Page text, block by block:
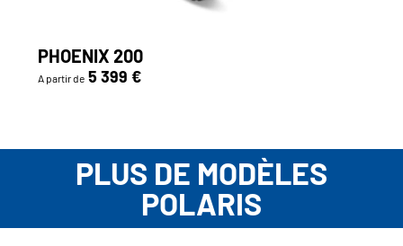
PHOENIX 200
A partir de 5 399 €
PLUS DE MODÈLES
POLARIS